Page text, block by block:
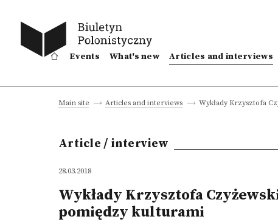
Events What's new Articles and interviews
Main site Articles and interviews Wykłady Krzysztofa
Article / interview
28.03.2018
Wykłady Krzysztofa
pomiędzy kulturami